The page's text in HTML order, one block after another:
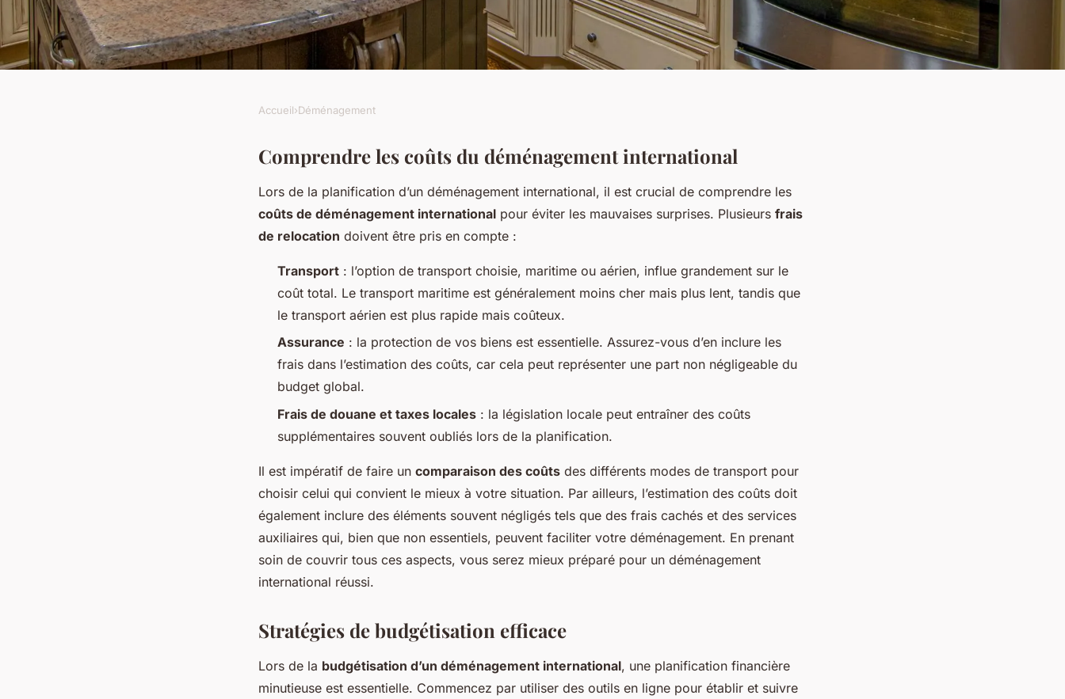
Le cost du déménagement
international : Comment budgetiser
efficacement ?
Accueil›Déménagement
Comprendre les coûts du déménagement international
Lors de la planification d’un déménagement international, il est crucial de comprendre les
coûts de déménagement international pour éviter les mauvaises surprises. Plusieurs frais
de relocation doivent être pris en compte :
Transport : l’option de transport choisie, maritime ou aérien, influe grandement sur le
coût total. Le transport maritime est généralement moins cher mais plus lent, tandis que
le transport aérien est plus rapide mais coûteux.
Assurance : la protection de vos biens est essentielle. Assurez-vous d’en inclure les
frais dans l’estimation des coûts, car cela peut représenter une part non négligeable du
budget global.
Frais de douane et taxes locales : la législation locale peut entraîner des coûts
supplémentaires souvent oubliés lors de la planification.
Il est impératif de faire un comparaison des coûts des différents modes de transport pour
choisir celui qui convient le mieux à votre situation. Par ailleurs, l’estimation des coûts doit
également inclure des éléments souvent négligés tels que des frais cachés et des services
auxiliaires qui, bien que non essentiels, peuvent faciliter votre déménagement. En prenant
soin de couvrir tous ces aspects, vous serez mieux préparé pour un déménagement
international réussi.
Stratégies de budgétisation efficace
Lors de la budgétisation d’un déménagement international, une planification financière
minutieuse est essentielle. Commencez par utiliser des outils en ligne pour établir et suivre